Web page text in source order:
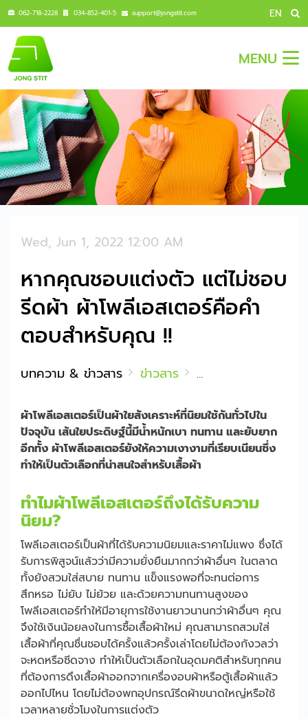
062-718-2228 034-852-401-5 support@jongstit.com EN
MENU
Wed, Jun 1, 2022 12:00 AM
หากคุณชอบแต่งตัว แต่ไม่ชอบ
รีดผ้า ผ้าโพลีเอสเตอร์คือคำ
ตอบสำหรับคุณ !!
บทความ & ข่าวสาร ข่าวสาร หากคุณชอบแต่งตัว แต่
ผ้าโพลีเอสเตอร์เป็นผ้าใยสังเคราะห์ที่นิยมใช้กันทั่วไปใน
ปัจจุบัน เส้นใยประดิษฐ์นี้มีน้ำหนักเบา ทนทาน และยับยาก
อีกทั้ง ผ้าโพลีเอสเตอร์ยังให้ความเงางามที่เรียบเนียนซึ่ง
ทำให้เป็นตัวเลือกที่น่าสนใจสำหรับเสื้อผ้า
ทำไมผ้าโพลีเอสเตอร์ถึงได้รับความ
นิยม?
โพลีเอสเตอร์เป็นผ้าที่ได้รับความนิยมและราคาไม่แพง ซึ่งได้
รับการพิสูจน์แล้วว่ามีความยั่งยืนมากกว่าผ้าอื่นๆ ในตลาด
ทั้งยังสวมใส่สบาย ทนทาน แข็งแรงพอที่จะทนต่อการ
สึกหรอ ไม่ยับ ไม่ย้วย และด้วยความทนทานสูงของ
โพลีเอสเตอร์ทำให้มีอายุการใช้งานยาวนานกว่าผ้าอื่นๆ คุณ
จึงใช้เงินน้อยลงในการซื้อเสื้อผ้าใหม่ คุณสามารถสวมใส่
เสื้อผ้าที่คุณชื่นชอบได้ครั้งแล้วครั้งเล่าโดยไม่ต้องกังวลว่า
จะหดหรือซีดจาง ทำให้เป็นตัวเลือกในอุดมคติสำหรับทุกคน
ที่ต้องการดึงเสื้อผ้าออกจากเครื่องอบผ้าหรือตู้เสื้อผ้าแล้ว
ออกไปไหน โดยไม่ต้องพกอุปกรณ์รีดผ้าขนาดใหญ่หรือใช้
เวลาหลายชั่วโมงในการแต่งตัว